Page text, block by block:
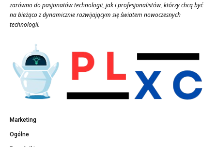
zarówno do pasjonatów technologii, jak i profesjonalistów, którzy chcą być
na bieżąco z dynamicznie rozwijającym się światem nowoczesnych
technologii.
Marketing
Ogólne